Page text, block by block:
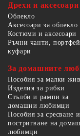
Дрехи и аксесоари
Облекло
Аксесоари за облекло
Костюми и аксесоари
Ръчни чанти,
куфари
За домашните
Пособия за малки
Изделия за рибки
Стълби и рампи за
домашни любимци
Пособия за сресване и
постригване на
любимци